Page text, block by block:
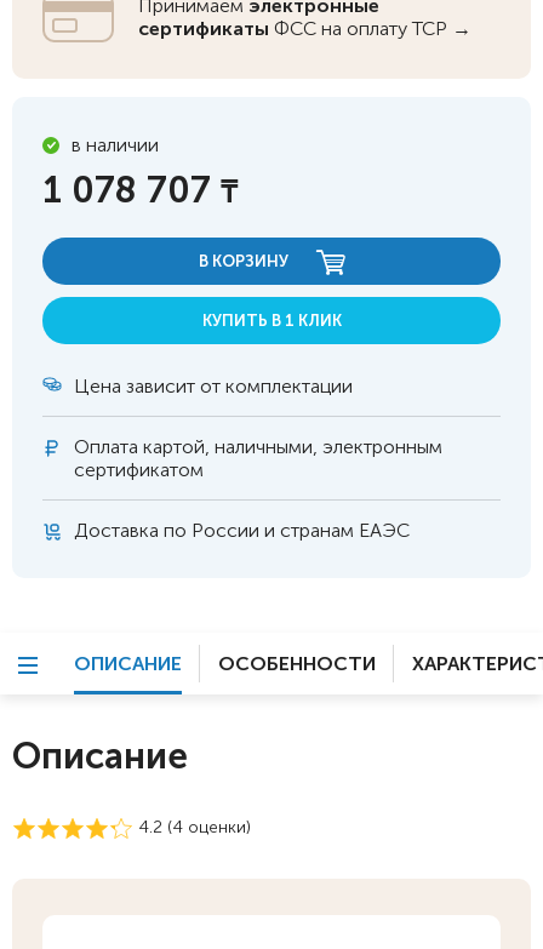
Принимаем электронные
сертификаты ФСС на оплату ТСР →
в наличии
1 078 707 ₸
В КОРЗИНУ
КУПИТЬ В 1 КЛИК
Цена зависит от комплектации
Оплата картой, наличными, электронным
сертификатом
Доставка по России и странам ЕАЭС
ОПИСАНИЕ ОСОБЕННОСТИ
Описание
4.2 (4 оценки)